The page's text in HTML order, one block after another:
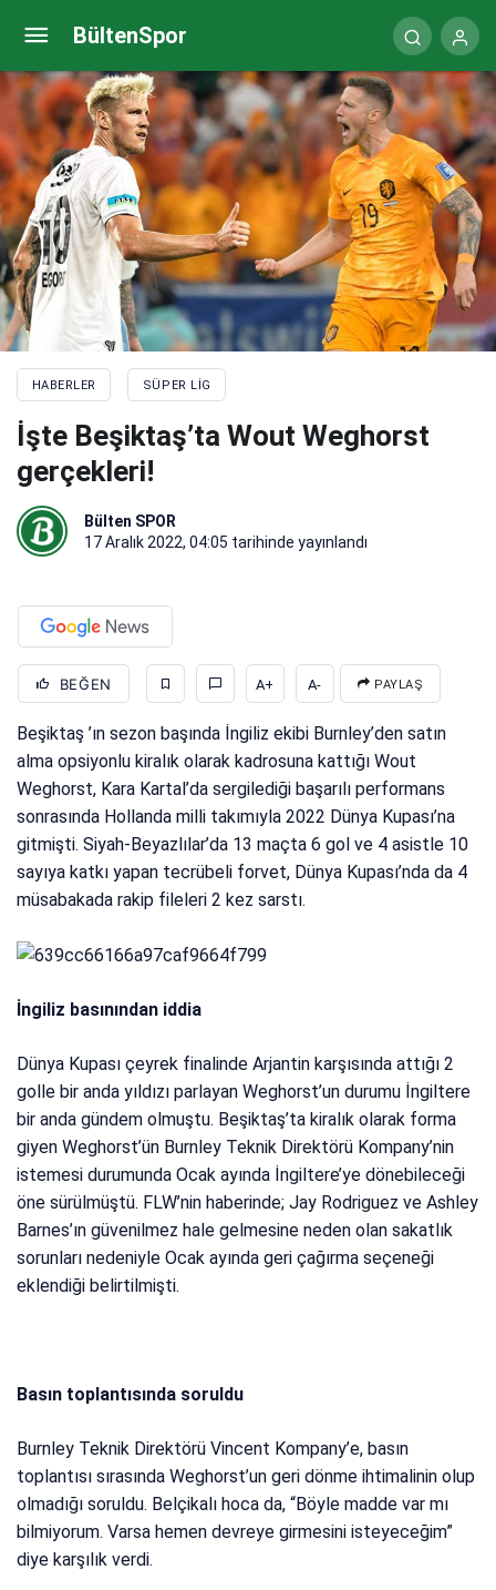
BültenSpor
HABERLER SÜPER LIG
İşte Beşiktaş’ta Wout Weghorst
gerçekleri!
Bülten SPOR
17 Aralık 2022, 04:05 tarihinde yayınlandı
BEĞEN A+ A- PAYLAŞ
Beşiktaş ’ın sezon başında İngiliz ekibi Burnley’den satın
alma opsiyonlu kiralık olarak kadrosuna kattığı Wout
Weghorst, Kara Kartal’da sergilediği başarılı performans
sonrasında Hollanda milli takımıyla 2022 Dünya Kupası’na
gitmişti. Siyah-Beyazlılar’da 13 maçta 6 gol ve 4 asistle 10
sayıya katkı yapan tecrübeli forvet, Dünya Kupası’nda da 4
müsabakada rakip fileleri 2 kez sarstı.
İngiliz basınından iddia
Dünya Kupası çeyrek finalinde Arjantin karşısında attığı 2
golle bir anda yıldızı parlayan Weghorst’un durumu İngiltere
bir anda gündem olmuştu. Beşiktaş’ta kiralık olarak forma
giyen Weghorst’ün Burnley Teknik Direktörü Kompany’nin
istemesi durumunda Ocak ayında İngiltere’ye dönebileceği
öne sürülmüştü. FLW’nin haberinde; Jay Rodriguez ve Ashley
Barnes’ın güvenilmez hale gelmesine neden olan sakatlık
sorunları nedeniyle Ocak ayında geri çağırma seçeneği
eklendiği belirtilmişti.
Basın toplantısında soruldu
Burnley Teknik Direktörü Vincent Kompany’e, basın
toplantısı sırasında Weghorst’un geri dönme ihtimalinin olup
olmadığı soruldu. Belçikalı hoca da, “Böyle madde var mı
bilmiyorum. Varsa hemen devreye girmesini isteyeceğim”
diye karşılık verdi.
Trabzonspor’dan sakatlık açıklaması